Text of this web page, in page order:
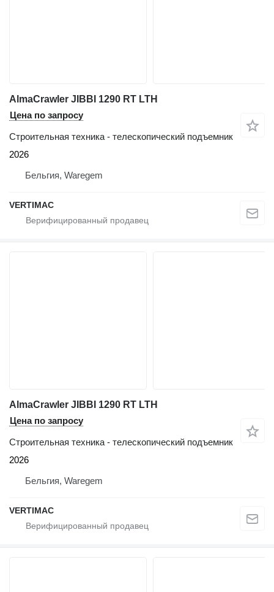
AlmaCrawler JIBBI 1290 RT LTH
Цена по запросу
Строительная техника - телескопический подъемник
2026
Бельгия, Waregem
VERTIMAC
AlmaCrawler JIBBI 1290 RT LTH
Цена по запросу
Строительная техника - телескопический подъемник
2026
Бельгия, Waregem
VERTIMAC